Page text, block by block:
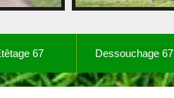
67 Dessouchage 67